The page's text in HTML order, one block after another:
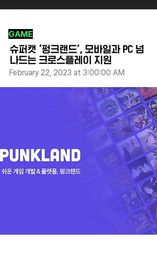
GAME
슈퍼캣 ‘펑크랜드’, 모바일과 PC 넘
나드는 크로스플레이 지원
February 22, 2023 at 3:00:00 AM